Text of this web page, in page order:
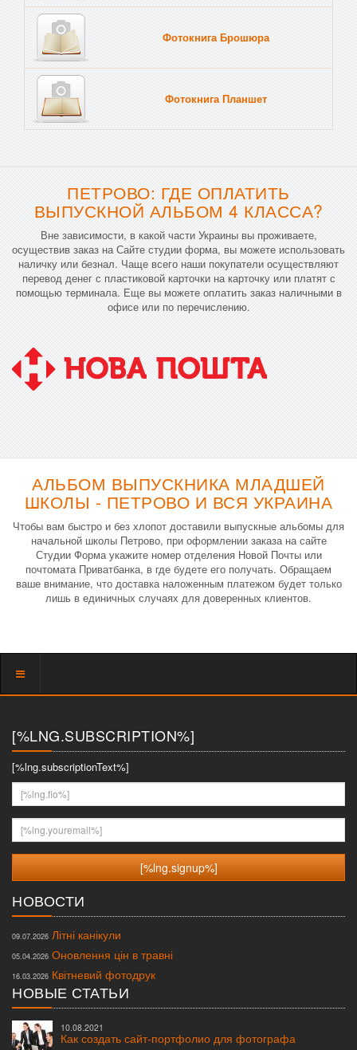
Фотокнига Брошюра
Фотокнига Планшет
ПЕТРОВО: ГДЕ ОПЛАТИТЬ
ВЫПУСКНОЙ АЛЬБОМ 4 КЛАССА?
Вне зависимости, в какой части Украины вы проживаете,
осуществив заказ на Сайте студии форма, вы можете использовать
наличку или безнал. Чаще всего наши покупатели осуществляют
перевод денег с пластиковой карточки на карточку или платят с
помощью терминала. Еще вы можете оплатить заказ наличными в
офисе или по перечислению.
АЛЬБОМ ВЫПУСКНИКА МЛАДШЕЙ
ШКОЛЫ - ПЕТРОВО И ВСЯ УКРАИНА
Чтобы вам быстро и без хлопот доставили выпускные альбомы для
начальной школы Петрово, при оформлении заказа на сайте
Студии Форма укажите номер отделения Новой Почты или
почтомата Приватбанка, в где будете его получать. Обращаем
ваше внимание, что доставка наложенным платежом будет только
лишь в единичных случаях для доверенных клиентов.
Показать
[%LNG.SUBSCRIPTION%]
[%lng.subscriptionText%]
[%lng.fio%]
[%lng.youremail%]
НОВОСТИ
09.07.2026 Літні канікули
05.04.2026 Оновлення цін в травні
16.03.2026 Квітневий фотодрук
НОВЫЕ СТАТЬИ
10.08.2021
Как создать сайт-портфолио для фотографа